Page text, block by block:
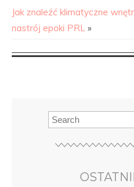
Jak znaleźć klimatyczne
nastrój epoki PRL »